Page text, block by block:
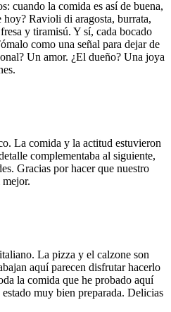
cuando la comida es así de buena,
hoy? Ravioli di aragosta, burrata,
y tiramisú. Y sí, cada bocado
como una señal para dejar de
Un amor. ¿El dueño? Una joya
La comida y la actitud estuvieron
complementaba al siguiente,
Gracias por hacer que nuestro
La pizza y el calzone son
aquí parecen disfrutar hacerlo
la comida que he probado aquí
muy bien preparada. Delicias